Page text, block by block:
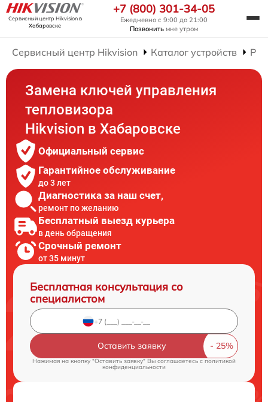
Сервисный центр Hikvisionв
Хабаровске
+7 (800) 301-34-05
Ежедневно с 9:00 до 21:00
Позвонить мне утром
Сервисный центр Hikvision Каталог устройств
Замена ключей управления
тепловизора
Hikvision в Хабаровске
Официальный сервис
Гарантийное обслуживание
до 3 лет
Диагностика за наш счет,
ремонт по желанию
Бесплатный выезд курьера
в день обращения
Срочный ремонт
от 35 минут
Бесплатная консультация со
специалистом
Оставить заявку
Нажимая на кнопку "Оставить заявку" Вы соглашаетесь cполитикой
конфиденциальности